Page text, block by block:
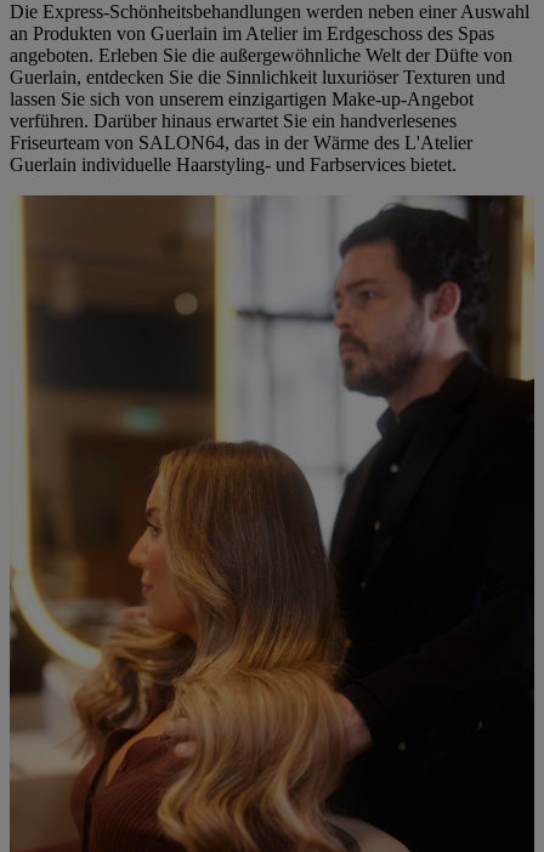
Die Express-Schönheitsbehandlungen werden neben einer Auswahl
an Produkten von Guerlain im Atelier im Erdgeschoss des Spas
angeboten. Erleben Sie die außergewöhnliche Welt der Düfte von
Guerlain, entdecken Sie die Sinnlichkeit luxuriöser Texturen und
lassen Sie sich von unserem einzigartigen Make-up-Angebot
verführen. Darüber hinaus erwartet Sie ein handverlesenes
Friseurteam von SALON64, das in der Wärme des L'Atelier
Guerlain individuelle Haarstyling- und Farbservices bietet.